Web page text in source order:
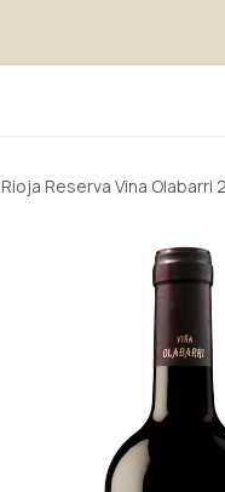
Rioja Reserva Vina Olabarri